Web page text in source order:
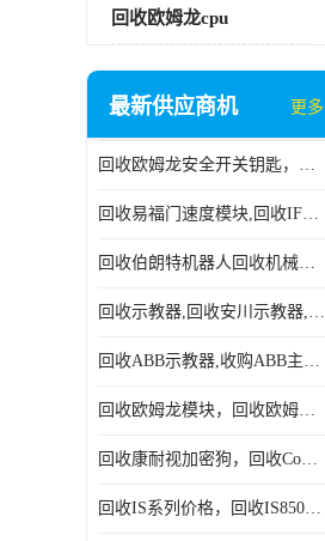
回收欧姆龙cpu
最新供应商机 更多
回收欧姆龙安全开关钥匙，回收OMRON安全锁，回收光电传感器
回收易福门速度模块,回收IFM大全,回收易福门AS-iDP模块
回收伯朗特机器人回收机械手臂伯朗特六轴工业机器人
回收示教器,回收安川示教器,回收ABB新旧示教器
回收ABB示教器,收购ABB主机CPU,回收DSQC69示教器
回收欧姆龙模块，回收欧姆龙CPU,回收欧姆龙cpu
回收康耐视加密狗，回收Cognex加密狗，回收Cognex相机
回收IS系列价格，回收IS8505MP视觉，回收康耐视无包装相机